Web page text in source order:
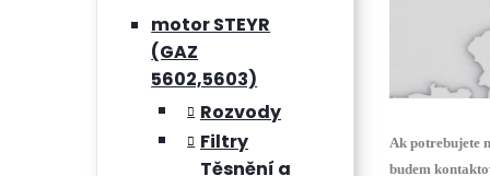
motor STEYR
(GAZ
5602,5603)
Rozvody
Filtry
Těsnění a
Ak potrebujete
budem